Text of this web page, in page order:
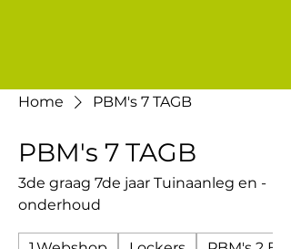
Home PBM's 7 TAGB
PBM's 7 TAGB
3de graag 7de jaar Tuinaanleg en -
onderhoud